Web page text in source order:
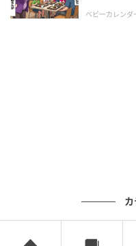
※本コンテンツ内の画
ベビーカレンダ